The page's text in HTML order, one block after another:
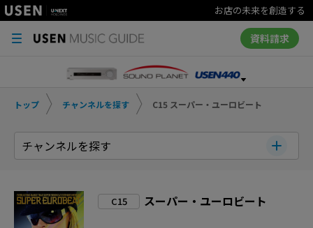
お店の未来を創造する
資料請求
トップ チャンネルを探す C15 スーパー・ユーロビート
チャンネルを探す
C15 スーパー・ユーロビート